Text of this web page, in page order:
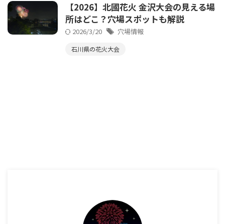
【2026】北國花火 金沢大会の見える場
所はどこ？穴場スポットも解説
2026/3/20 穴場情報
石川県の花火大会